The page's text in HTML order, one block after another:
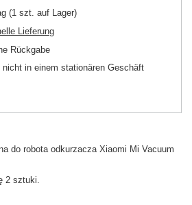
(1 szt. auf Lager)
Lieferung
Rückgabe
in einem stationären Geschäft
do robota odkurzacza Xiaomi Mi Vacuum
2 sztuki.